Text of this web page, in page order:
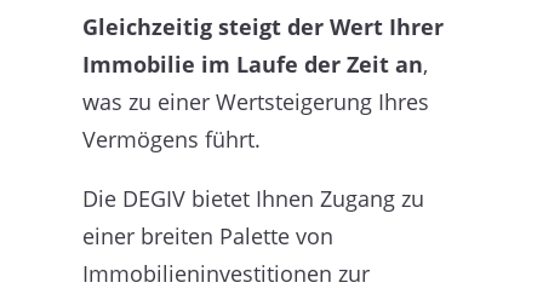
Gleichzeitig steigt der Wert Ihrer
Immobilie im Laufe der Zeit an,
was zu einer Wertsteigerung Ihres
Vermögens führt.
Die DEGIV bietet Ihnen Zugang zu
einer breiten Palette von
Immobilieninvestitionen zur